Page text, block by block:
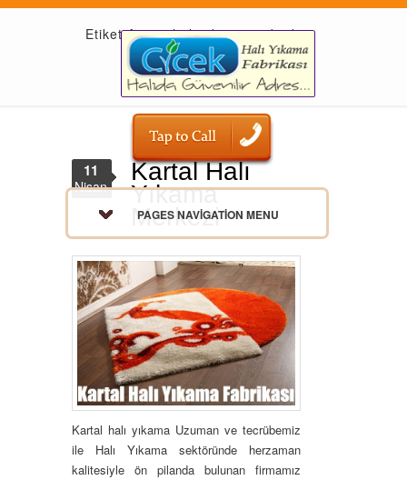
PAGES NAVIGATION MENU
Etiket Arşivi: halı yıkama acıbadem
Kartal Halı
Yıkama
Merkezi
11
Nisan
Kartal halı yıkama Uzuman ve tecrübemiz
ile Halı Yıkama sektöründe herzaman
kalitesiyle ön pilanda bulunan firmamız